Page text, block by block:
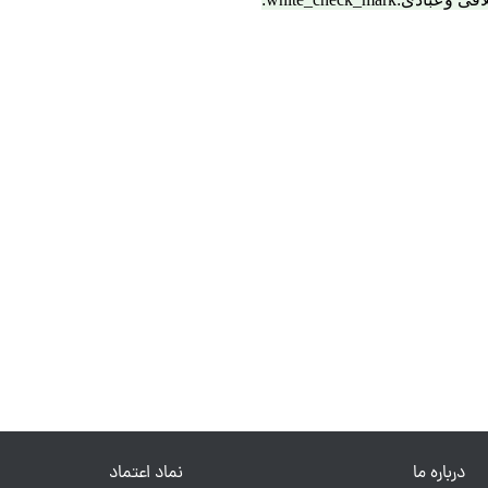
درباره ما نماد اعتماد